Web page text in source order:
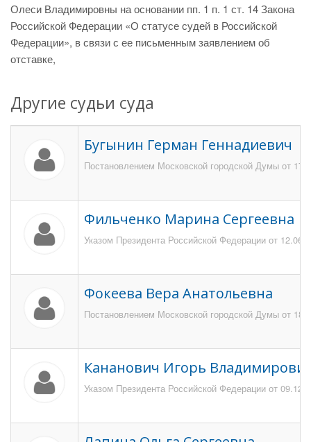
Олеси Владимировны на основании пп. 1 п. 1 ст. 14 Закона
Российской Федерации «О статусе судей в Российской
Федерации», в связи с ее письменным заявлением об
отставке,
Другие судьи суда
Бугынин Герман Геннадиевич
Постановлением Московской городской Думы от 17
Фильченко Марина Сергеевна
Указом Президента Российской Федерации от
Фокеева Вера Анатольевна
Постановлением Московской городской Думы от 18
Кананович Игорь
Указом Президента Российской Федерации от